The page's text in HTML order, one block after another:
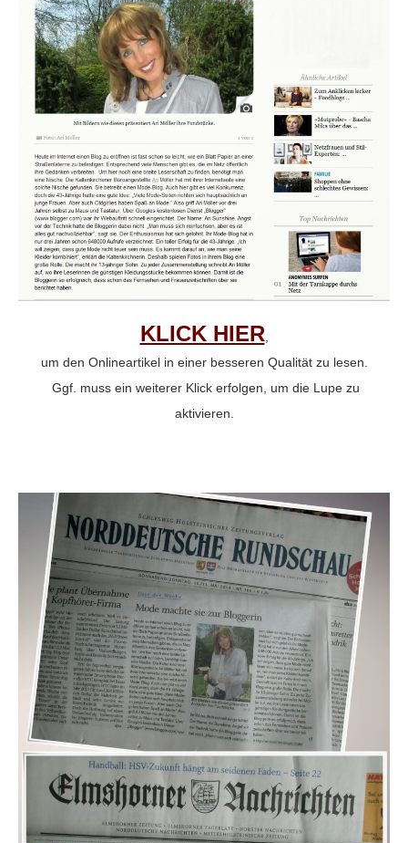
KLICK HIER
um den Onlineartikel in einer besseren Qualität zu lesen.
Ggf. muss ein weiterer Klick erfolgen, um die Lupe zu
aktivieren.